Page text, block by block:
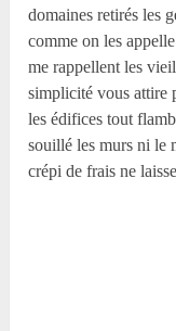
domaines retirés les
comme on les
me rappellent les
simplicité vous attire
les édifices tout
souillé les murs ni le
crépi de frais ne